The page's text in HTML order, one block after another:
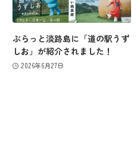
ぶらっと淡路島に「道の駅うず
しお」が紹介されました！
2026年6月27日